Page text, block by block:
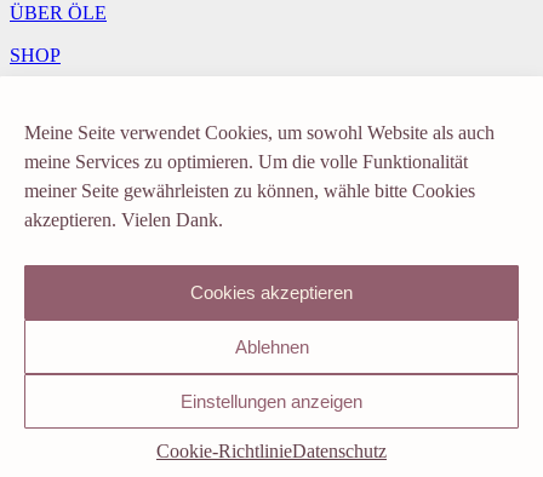
Meine Seite verwendet Cookies, um sowohl Website als auch
meine Services zu optimieren. Um die volle Funktionalität
meiner Seite gewährleisten zu können, wähle bitte Cookies
akzeptieren. Vielen Dank.
Cookies akzeptieren
Ablehnen
Einstellungen anzeigen
Cookie-RichtlinieDatenschutz
ÜBER ÖLE
SHOP
Newsletter
Vorname
Ich akzeptiere die Datenschutzerklärung.
© LOVELY YOGA by Susi Stricker. Alle Rechte vorbehalten.
Impressum|Datenschutz |Cookie-Richtlinie